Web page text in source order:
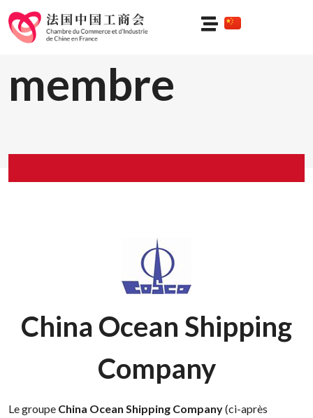
Profil du
membre
China Ocean Shipping
Company
Le groupe China Ocean Shipping Company(ci-après